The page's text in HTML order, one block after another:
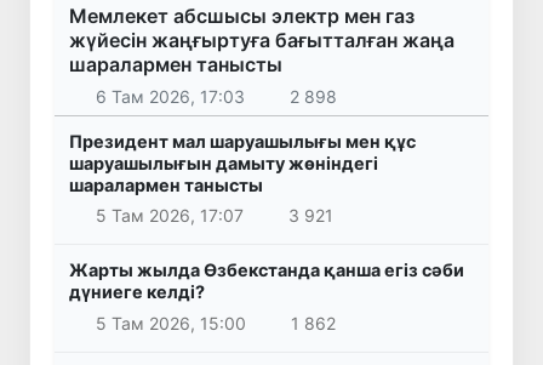
Мемлекет абсшысы электр мен газ
жүйесін жаңғыртуға бағытталған жаңа
шаралармен танысты
6 Там 2026, 17:03 2 898
Президент мал шаруашылығы мен құс
шаруашылығын дамыту жөніндегі
шаралармен танысты
5 Там 2026, 17:07
3 921
Жарты жылда Өзбекстанда қанша егіз сәби
дүниеге келді?
5 Там 2026, 15:00
1 862